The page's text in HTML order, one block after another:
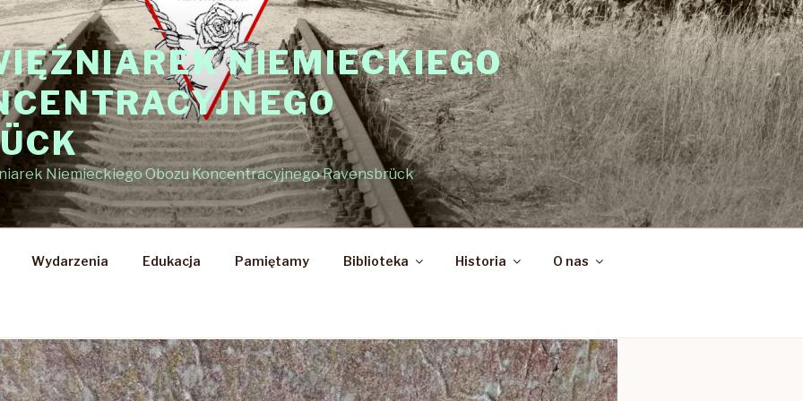
NIEMIECKIEGO
Niemieckiego Obozu Koncentracyjnego Ravensbrück
Wydarzenia Edukacja Pamiętamy Biblioteka Historia O nas